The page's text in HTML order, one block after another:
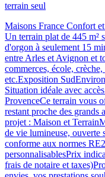
terrain seul
Maisons France Confort
Un terrain plat de 445 m²
d'orgon à seulement 15
entre Arles et Avignon et
commerces, école,
etc.Exposition
Situation idéale avec
ProvenceCe terrain vous
restant proche des grands
projet : Maison et
de vie lumineuse,
conforme aux normes
personnalisablesPrix
frais de notaire et